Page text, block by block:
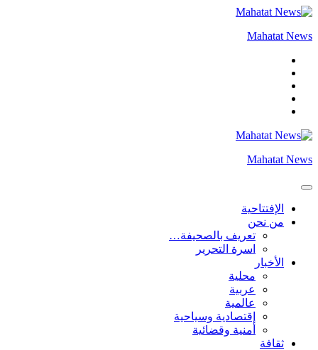
التجاوز
المحتوى
Mahatat News
Mahatat News
الإفتتاحية
من نحن
تعريف بالصحيفة…
اسرة التحرير
الأخبار
محلية
عربية
عالمية
إقتصادية وسياحية
أمنية وقضائية
ثقافة